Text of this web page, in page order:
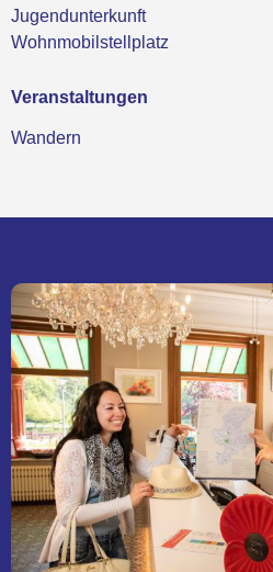
Jugendunterkunft
Wohnmobilstellplatz
Veranstaltungen
Wandern